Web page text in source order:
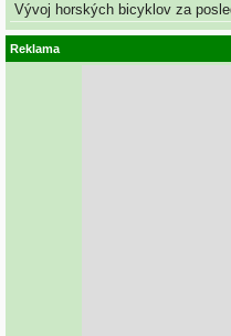
Vývoj horských bicyklov za
Reklama